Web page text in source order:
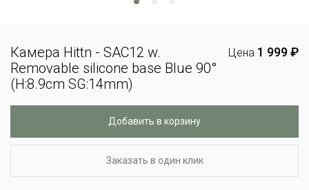
Камера Hittn - SAC12 w.
Removable silicone base Blue 90°
(H:8.9cm SG:14mm)
Цена 1 999 ₽
Добавить в корзину
Заказать в один клик